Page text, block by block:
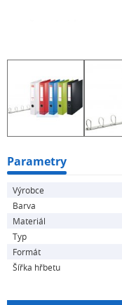
Průměr kroužku
40 mm
A4 Maxi
Vnější materiál
PP
Vnitřní materiál
Parametry
Výrobce
Barva
Materiál
Typ
Formát
Šířka hřbetu